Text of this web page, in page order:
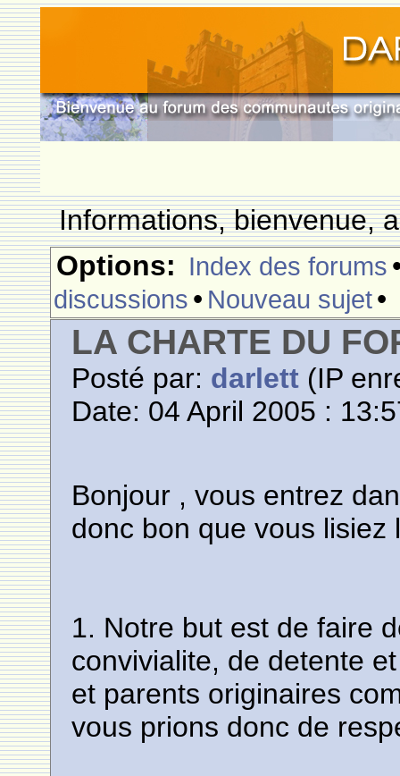
Informations, bienvenue,
Options: Index des forums
discussions • Nouveau sujet•
LA CHARTE DU
Posté par: darlett (IP
Date: 04 April 2005 :
Bonjour , vous entrez
donc bon que vous
1. Notre but est de faire
convivialite, de detente
et parents originaires
vous prions donc de